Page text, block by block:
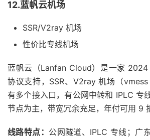
12.蓝帆云机场
SSR/V2ray 机场
性价比专线机场
蓝帆云（Lanfan Cloud）是一家
协议支持，SSR、V2ray 机场（
有多个接入口，有公网中转和 IPLC 专
节点为主，带宽冗余充足，年付可用 9
线路特点： 公网隧道、IPLC 专线；广